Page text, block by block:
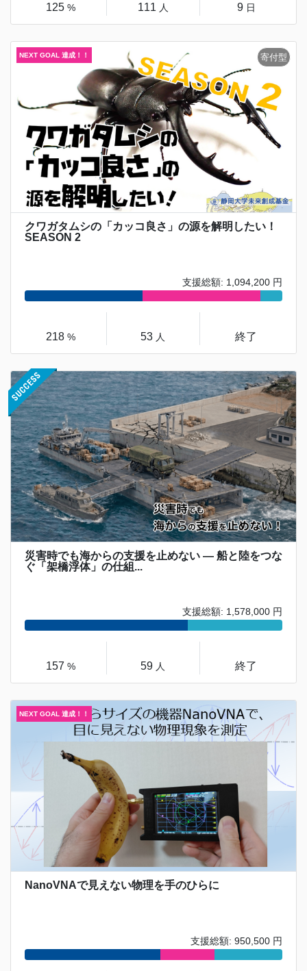
125 % 111 人 9日
クワガタムシの「カッコ良さ」の源を解明したい！
SEASON 2
支援総額: 1,094,200 円
218 % 53 人 終了
災害時でも海からの支援を止めない ― 船と陸をつな
ぐ「架橋浮体」の仕組...
支援総額: 1,578,000 円
157 % 59 人 終了
NanoVNAで見えない物理を手のひらに
支援総額: 950,500 円